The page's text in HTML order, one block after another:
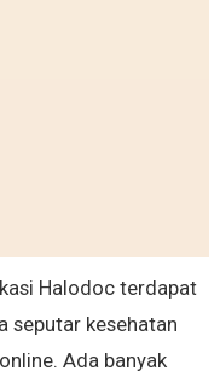
Halodoc terdapat
seputar kesehatan
Ada banyak